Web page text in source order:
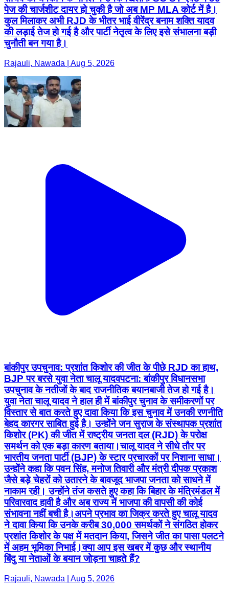
पेज की चार्जशीट दायर हो चुकी है जो अब MP MLA कोर्ट में है।
कुल मिलाकर अभी RJD के भीतर भाई वीरेंद्र बनाम शक्ति यादव
की लड़ाई तेज हो गई है और पार्टी नेतृत्व के लिए इसे संभालना बड़ी
चुनौती बन गया है।
Rajauli, Nawada | Aug 5, 2026
बांकीपुर उपचुनाव: प्रशांत किशोर की जीत के पीछे RJD का हाथ,
BJP पर बरसे युवा नेता चालू यादव ​पटना: बांकीपुर विधानसभा
उपचुनाव के नतीजों के बाद राजनीतिक बयानबाजी तेज हो गई है।
युवा नेता चालू यादव ने हाल ही में बांकीपुर चुनाव के समीकरणों पर
विस्तार से बात करते हुए दावा किया कि इस चुनाव में उनकी रणनीति
बेहद कारगर साबित हुई है। उन्होंने जन सुराज के संस्थापक प्रशांत
किशोर (PK) की जीत में राष्ट्रीय जनता दल (RJD) के परोक्ष
समर्थन को एक बड़ा कारण बताया। ​चालू यादव ने सीधे तौर पर
भारतीय जनता पार्टी (BJP) के स्टार प्रचारकों पर निशाना साधा।
उन्होंने कहा कि पवन सिंह, मनोज तिवारी और मंत्री दीपक प्रकाश
जैसे बड़े चेहरों को उतारने के बावजूद भाजपा जनता को साधने में
नाकाम रही। उन्होंने तंज कसते हुए कहा कि बिहार के मंत्रिमंडल में
परिवारवाद हावी है और अब राज्य में भाजपा की वापसी की कोई
संभावना नहीं बची है। ​अपने प्रभाव का जिक्र करते हुए चालू यादव
ने दावा किया कि उनके करीब 30,000 समर्थकों ने संगठित होकर
प्रशांत किशोर के पक्ष में मतदान किया, जिसने जीत का पासा पलटने
में अहम भूमिका निभाई। ​क्या आप इस खबर में कुछ और स्थानीय
बिंदु या नेताओं के बयान जोड़ना चाहते हैं?
Rajauli, Nawada | Aug 5, 2026